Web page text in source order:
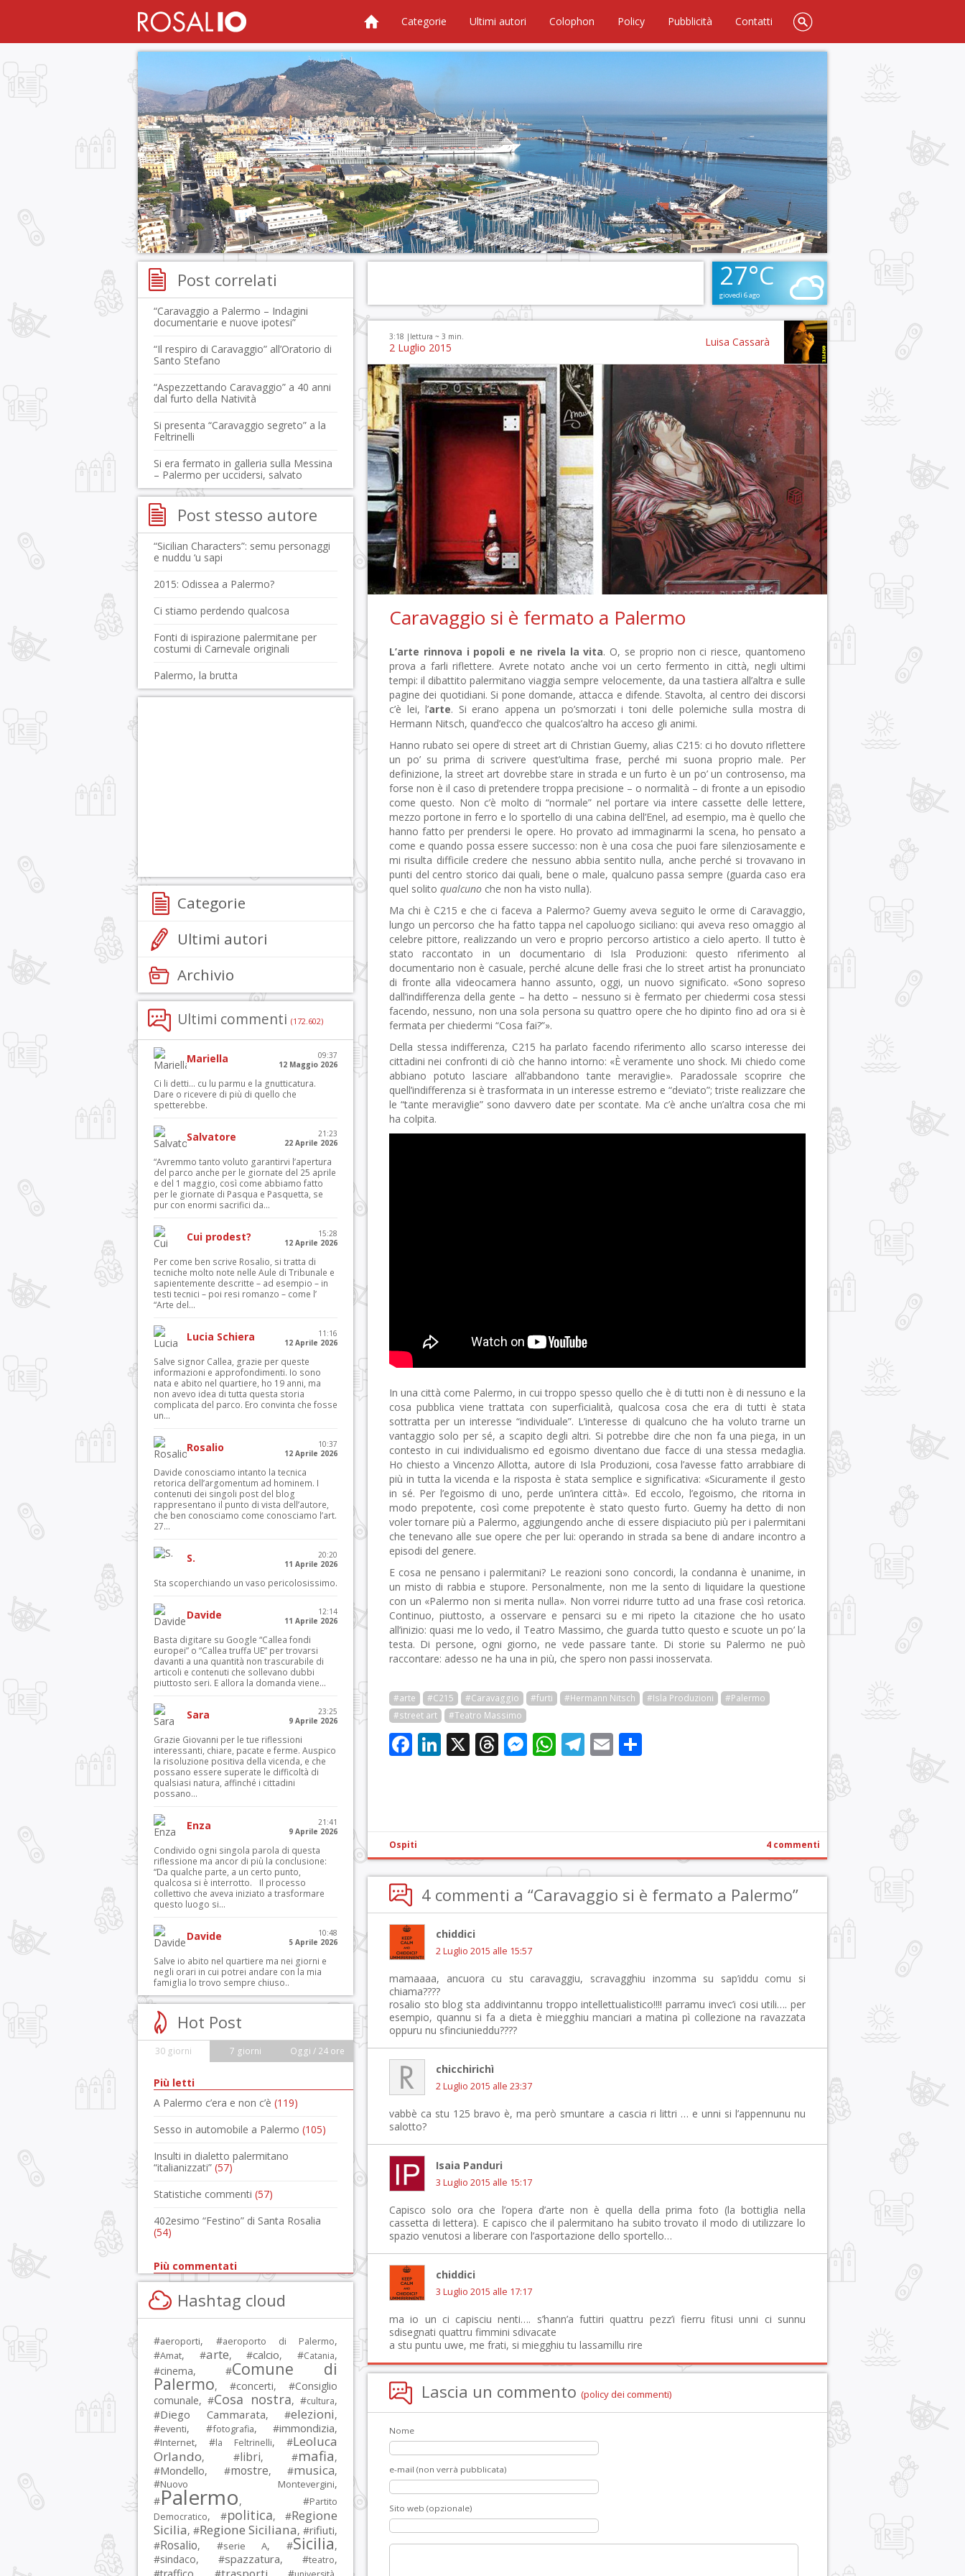
Categorie Ultimi autori Colophon Policy Pubblicità Contatti
27°C
giovedì 6 ago
3:18 | lettura ~ 3 min.
2 Luglio 2015 Luisa Cassarà
Caravaggio si è fermato a Palermo
L’arte rinnova i popoli e ne rivela la vita. O, se proprio non ci riesce, quantomeno
prova a farli riflettere. Avrete notato anche voi un certo fermento in città, negli ultimi
tempi: il dibattito palermitano viaggia sempre velocemente, da una tastiera all’altra e sulle
pagine dei quotidiani. Si pone domande, attacca e difende. Stavolta, al centro dei discorsi
c’è lei, l’arte. Si erano appena un po’smorzati i toni delle polemiche sulla mostra di
Hermann Nitsch, quand’ecco che qualcos’altro ha acceso gli animi.
Hanno rubato sei opere di street art di Christian Guemy, alias C215: ci ho dovuto riflettere
un po’ su prima di scrivere quest’ultima frase, perché mi suona proprio male. Per
definizione, la street art dovrebbe stare in strada e un furto è un po’ un controsenso, ma
forse non è il caso di pretendere troppa precisione – o normalità – di fronte a un episodio
come questo. Non c’è molto di “normale” nel portare via intere cassette delle lettere,
mezzo portone in ferro e lo sportello di una cabina dell’Enel, ad esempio, ma è quello che
hanno fatto per prendersi le opere. Ho provato ad immaginarmi la scena, ho pensato a
come e quando possa essere successo: non è una cosa che puoi fare silenziosamente e
mi risulta difficile credere che nessuno abbia sentito nulla, anche perché si trovavano in
punti del centro storico dai quali, bene o male, qualcuno passa sempre (guarda caso era
quel solito qualcuno che non ha visto nulla).
Ma chi è C215 e che ci faceva a Palermo? Guemy aveva seguito le orme di Caravaggio,
lungo un percorso che ha fatto tappa nel capoluogo siciliano: qui aveva reso omaggio al
celebre pittore, realizzando un vero e proprio percorso artistico a cielo aperto. Il tutto è
stato raccontato in un documentario di Isla Produzioni: questo riferimento al
documentario non è casuale, perché alcune delle frasi che lo street artist ha pronunciato
di fronte alla videocamera hanno assunto, oggi, un nuovo significato. «Sono sopreso
dall’indifferenza della gente – ha detto – nessuno si è fermato per chiedermi cosa stessi
facendo, nessuno, non una sola persona su quattro opere che ho dipinto fino ad ora si è
fermata per chiedermi “Cosa fai?”».
Della stessa indifferenza, C215 ha parlato facendo riferimento allo scarso interesse dei
cittadini nei confronti di ciò che hanno intorno: «È veramente uno shock. Mi chiedo come
abbiano potuto lasciare all’abbandono tante meraviglie». Paradossale scoprire che
quell’indifferenza si è trasformata in un interesse estremo e “deviato”; triste realizzare che
le “tante meraviglie” sono davvero date per scontate. Ma c’è anche un’altra cosa che mi
ha colpita.
In una città come Palermo, in cui troppo spesso quello che è di tutti non è di nessuno e la
cosa pubblica viene trattata con superficialità, qualcosa cosa che era di tutti è stata
sottratta per un interesse “individuale”. L’interesse di qualcuno che ha voluto trarne un
vantaggio solo per sé, a scapito degli altri. Si potrebbe dire che non fa una piega, in un
contesto in cui individualismo ed egoismo diventano due facce di una stessa medaglia.
Ho chiesto a Vincenzo Allotta, autore di Isla Produzioni, cosa l’avesse fatto arrabbiare di
più in tutta la vicenda e la risposta è stata semplice e significativa: «Sicuramente il gesto
in sé. Per l’egoismo di uno, perde un’intera città». Ed eccolo, l’egoismo, che ritorna in
modo prepotente, così come prepotente è stato questo furto. Guemy ha detto di non
voler tornare più a Palermo, aggiungendo anche di essere dispiaciuto più per i palermitani
che tenevano alle sue opere che per lui: operando in strada sa bene di andare incontro a
episodi del genere.
E cosa ne pensano i palermitani? Le reazioni sono concordi, la condanna è unanime, in
un misto di rabbia e stupore. Personalmente, non me la sento di liquidare la questione
con un «Palermo non si merita nulla». Non vorrei ridurre tutto ad una frase così retorica.
Continuo, piuttosto, a osservare e pensarci su e mi ripeto la citazione che ho usato
all’inizio: quasi me lo vedo, il Teatro Massimo, che guarda tutto questo e scuote un po’ la
testa. Di persone, ogni giorno, ne vede passare tante. Di storie su Palermo ne può
raccontare: adesso ne ha una in più, che spero non passi inosservata.
#arte #C215 #Caravaggio #furti #Hermann Nitsch #Isla Produzioni
#Palermo
#street art
#Teatro Massimo
Facebook
LinkedIn
X Threads
Messenger
WhatsApp
Telegram
Email
Ospiti 4 commenti
4 commenti a “Caravaggio si è fermato a Palermo”
chiddici
2 Luglio 2015 alle 15:57
mamaaaa, ancuora cu stu caravaggiu, scravagghiu inzomma su sap’iddu comu si
chiama????
rosalio sto blog sta addivintannu troppo intellettualistico!!!! parramu invec’i cosi utili…. per
esempio, quannu si fa a dieta è miegghiu manciari a matina pì collezione na ravazzata
oppuru nu sfinciunieddu????
chicchirichì
2 Luglio 2015 alle 23:37
vabbè ca stu 125 bravo è, ma però smuntare a cascia ri littri … e unni si l’appennunu nu
salotto?
Isaia Panduri
3 Luglio 2015 alle 15:17
Capisco solo ora che l’opera d’arte non è quella della prima foto (la bottiglia nella
cassetta di lettera). E capisco che il palermitano ha subito trovato il modo di utilizzare lo
spazio venutosi a liberare con l’asportazione dello sportello…
chiddici
3 Luglio 2015 alle 17:17
ma io un ci capisciu nenti…. s’hann’a futtiri quattru pezz’i fierru fitusi unni ci sunnu
sdisegnati quattru fimmini sdivacate
a stu puntu uwe, me frati, si miegghiu tu lassamillu rire
Lascia un commento (policy dei commenti)
Nome
e-mail (non verrà pubblicata)
Sito web (opzionale)
Post correlati
“Caravaggio a Palermo – Indagini
documentarie e nuove ipotesi”
“Il respiro di Caravaggio” all’Oratorio di
Santo Stefano
“Aspezzettando Caravaggio” a 40 anni
dal furto della Natività
Si presenta “Caravaggio segreto” a la
Feltrinelli
Si era fermato in galleria sulla Messina
– Palermo per uccidersi, salvato
Post stesso autore
“Sicilian Characters”: semu personaggi
e nuddu ‘u sapi
2015: Odissea a Palermo?
Ci stiamo perdendo qualcosa
Fonti di ispirazione palermitane per
costumi di Carnevale originali
Palermo, la brutta
Categorie
Ultimi autori
Archivio
Ultimi commenti (172.602)
Mariella
09:37
12 Maggio 2026
Ci li detti… cu lu parmu e la gnutticatura.
Dare o ricevere di più di quello che
spetterebbe.
Salvatore
21:23
22 Aprile 2026
“Avremmo tanto voluto garantirvi l’apertura
del parco anche per le giornate del 25 aprile
e del 1 maggio, così come abbiamo fatto
per le giornate di Pasqua e Pasquetta, se
pur con enormi sacrifici da...
Cui prodest?
15:28
12 Aprile 2026
Per come ben scrive Rosalio, si tratta di
tecniche molto note nelle Aule di Tribunale e
sapientemente descritte – ad esempio – in
testi tecnici – poi resi romanzo – come l’
“Arte del...
Lucia Schiera
11:16
12 Aprile 2026
Salve signor Callea, grazie per queste
informazioni e approfondimenti. Io sono
nata e abito nel quartiere, ho 19 anni, ma
non avevo idea di tutta questa storia
complicata del parco. Ero convinta che fosse
un...
Rosalio
10:37
12 Aprile 2026
Davide conosciamo intanto la tecnica
retorica dell’argomentum ad hominem. I
contenuti dei singoli post del blog
rappresentano il punto di vista dell’autore,
che ben conosciamo come conosciamo l’art.
27...
S.
20:20
11 Aprile 2026
Sta scoperchiando un vaso pericolosissimo.
Davide
12:14
11 Aprile 2026
Basta digitare su Google “Callea fondi
europei” o “Callea truffa UE” per trovarsi
davanti a una quantità non trascurabile di
articoli e contenuti che sollevano dubbi
piuttosto seri. E allora la domanda viene...
Sara
23:25
9 Aprile 2026
Grazie Giovanni per le tue riflessioni
interessanti, chiare, pacate e ferme. Auspico
la risoluzione positiva della vicenda, e che
possano essere superate le difficoltà di
qualsiasi natura, affinché i cittadini
possano...
Enza
21:41
9 Aprile 2026
Condivido ogni singola parola di questa
riflessione ma ancor di più la conclusione:
“Da qualche parte, a un certo punto,
qualcosa si è interrotto. Il processo
collettivo che aveva iniziato a trasformare
questo luogo si...
Davide
10:48
5 Aprile 2026
Salve io abito nel quartiere ma nei giorni e
negli orari in cui potrei andare con la mia
famiglia lo trovo sempre chiuso..
Hot Post
30 giorni 7 giorni Oggi / 24 ore
Più letti
A Palermo c’era e non c’è (119)
Sesso in automobile a Palermo (105)
Insulti in dialetto palermitano
“italianizzati” (57)
Statistiche commenti (57)
402esimo “Festino” di Santa Rosalia
(54)
Più commentati
Hashtag cloud
#aeroporti, #aeroporto di Palermo,
#Amat, #arte, #calcio, #Catania,
#cinema, #Comune di
Palermo, #concerti, #Consiglio
comunale, #Cosa nostra, #cultura,
#Diego Cammarata, #elezioni,
#eventi, #fotografia, #immondizia,
#Internet, #la Feltrinelli, #Leoluca
Orlando, #libri, #mafia,
#Mondello, #mostre, #musica,
#Nuovo Montevergini,
#Palermo, #Partito
Democratico, #politica, #Regione
Sicilia, #Regione Siciliana, #rifiuti,
#Rosalio, #serie A, #Sicilia,
#sindaco, #spazzatura, #teatro,
trasporti